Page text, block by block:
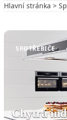
Hlavní stránka >
SPOTŘEBIČE
Chytrá